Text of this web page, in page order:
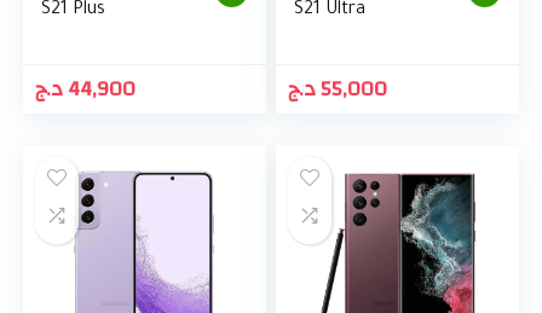
S21 Plus
44,900د.ج
S21 Ultra
55,000د.ج